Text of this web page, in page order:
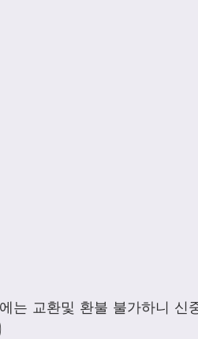
는 교환및 환불 불가하니 신